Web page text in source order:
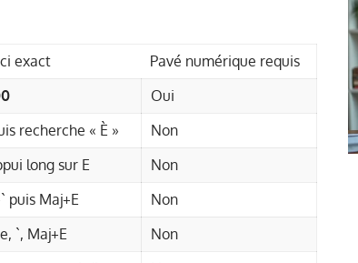
exact
Pavé numérique requis
Oui
recherche « È »
Non
long sur E
Non
puis Maj+E
Non
`, Maj+E
Non